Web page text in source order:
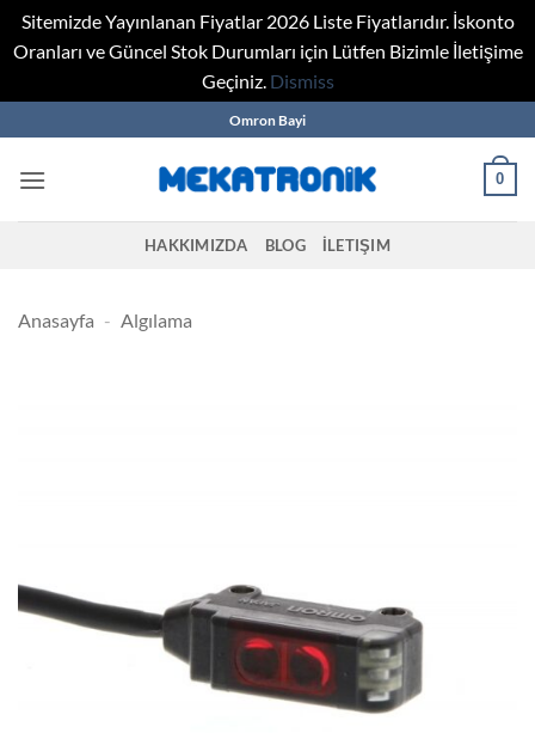
Sitemizde Yayınlanan Fiyatlar 2026 Liste Fiyatlarıdır. İskonto
Oranları ve Güncel Stok Durumları için Lütfen Bizimle İletişime
Geçiniz. Dismiss
to
content
Omron Bayi
0
HAKKIMIZDA BLOG İLETIŞIM
Anasayfa - Algılama